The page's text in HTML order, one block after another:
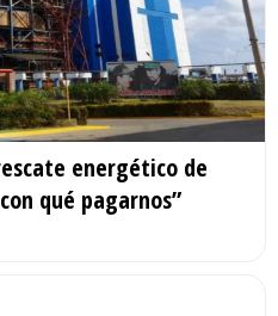
energético de
qué pagarnos”